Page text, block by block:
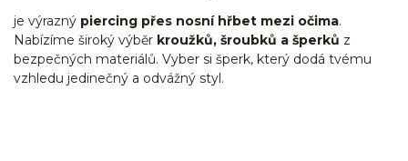
je výrazný piercing přes nosní hřbet mezi očima.
Nabízíme široký výběr kroužků, šroubků a šperků z
bezpečných materiálů. Vyber si šperk, který dodá tvému
vzhledu jedinečný a odvážný styl.